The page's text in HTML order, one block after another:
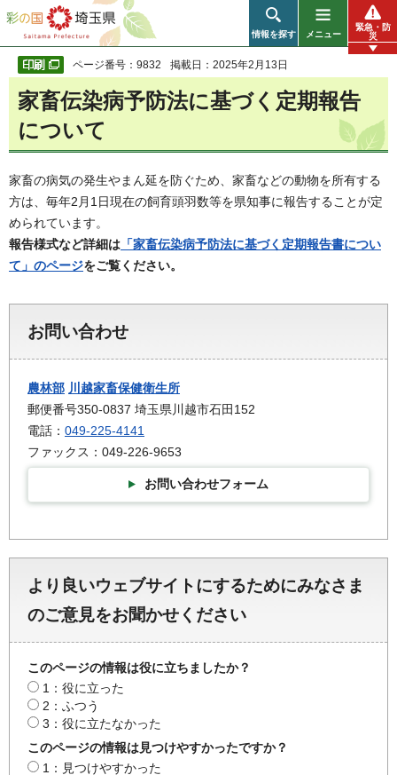
彩の国 埼玉県
情報を探す メニュー
緊急・防
災
ページ番号：9832 掲載日：2025年2月13日
家畜伝染病予防法に基づく定期報告
について
家畜の病気の発生やまん延を防ぐため、家畜などの動物を所有する
方は、毎年2月1日現在の飼育頭羽数等を県知事に報告することが定
められています。
報告様式など詳細は 「家畜伝染病予防法に基づく定期報告書につい
て」のページをご覧ください。
お問い合わせ
農林部 川越家畜保健衛生所
郵便番号350-0837 埼玉県川越市石田152
電話： 049-225-4141
ファックス：049-226-9653
お問い合わせフォーム
より良いウェブサイトにするためにみなさま
のご意見をお聞かせください
このページの情報は役に立ちましたか？
1：役に立った
2：ふつう
3：役に立たなかった
このページの情報は見つけやすかったですか？
1：見つけやすかった